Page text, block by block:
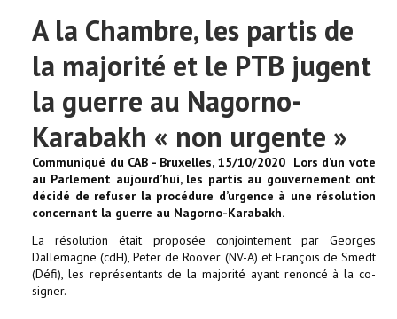
A la Chambre, les partis de
la majorité et le PTB jugent
la guerre au Nagorno-
Karabakh « non urgente »
Communiqué du CAB - Bruxelles, 15/10/2020 Lors d’un vote
au Parlement aujourd’hui, les partis au gouvernement ont
décidé de refuser la procédure d’urgence à une résolution
concernant la guerre au Nagorno-Karabakh.
La résolution était proposée conjointement par Georges
Dallemagne (cdH), Peter de Roover (NV-A) et François de Smedt
(Défi), les représentants de la majorité ayant renoncé à la co-
signer.